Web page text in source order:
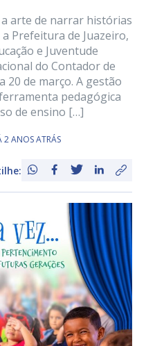
arte de narrar histórias
Prefeitura de Juazeiro,
e Juventude
do Contador de
20 de março. A gestão
pedagógica
de ensino […]
ANOS ATRÁS